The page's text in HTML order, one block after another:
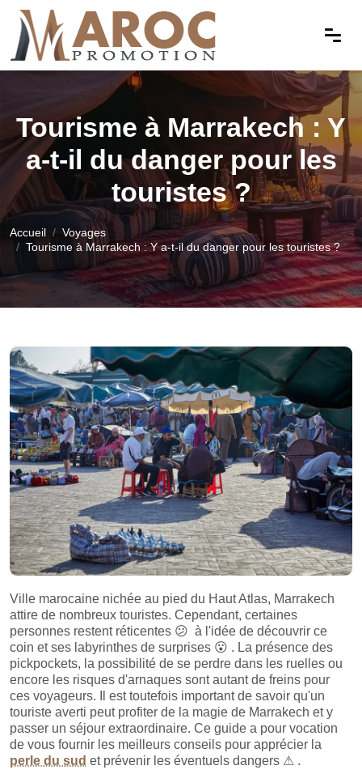
Tourisme à Marrakech : Y
a-t-il du danger pour les
touristes ?
Accueil
Voyages
Tourisme à Marrakech : Y a-t-il du danger pour les touristes ?
Ville marocaine nichée au pied du Haut Atlas, Marrakech
attire de nombreux touristes. Cependant, certaines
personnes restent réticentes 😕 à l'idée de découvrir ce
coin et ses labyrinthes de surprises 😮 . La présence des
pickpockets, la possibilité de se perdre dans les ruelles ou
encore les risques d'arnaques sont autant de freins pour
ces voyageurs. Il est toutefois important de savoir qu'un
touriste averti peut profiter de la magie de Marrakech et y
passer un séjour extraordinaire. Ce guide a pour vocation
de vous fournir les meilleurs conseils pour apprécier la
perle du sud et prévenir les éventuels dangers ⚠ .